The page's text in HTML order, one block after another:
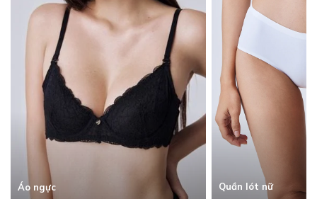
Áo ngực Quần lót nữ